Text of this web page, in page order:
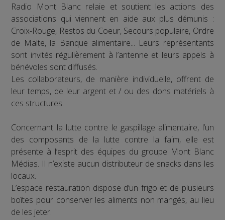
Radio Mont Blanc relaie et soutient les actions des
associations qui viennent en aide aux plus démunis :
Croix-Rouge, Restos du Coeur, Secours populaire, Ordre
de Malte, la Banque alimentaire... Leurs représentants
sont invités régulièrement à l’antenne et leurs appels à
bénévoles sont diffusés.
Les collaborateurs, de manière individuelle, offrent de
leur temps, de leur argent et / ou des dons matériels à
ces structures.
Concernant la lutte contre le gaspillage alimentaire, l’un
des composants de la lutte contre la faim, elle est
présente à l’esprit des équipes du groupe Mont Blanc
Médias. Il n’existe aucun distributeur de snacks dans les
locaux.
L’espace restauration dispose d’un frigo et de plusieurs
boîtes pour conserver les aliments non mangés, au lieu
de les jeter.